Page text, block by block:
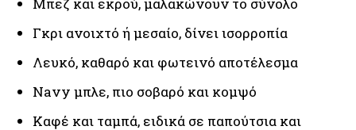
Γκρι ανοιχτό ή μεσαίο, δίνει ισορροπία
Λευκό, καθαρό και φωτεινό αποτέλεσμα
Navy μπλε, πιο σοβαρό και κομψό
Καφέ και ταμπά, ειδικά σε παπούτσια και